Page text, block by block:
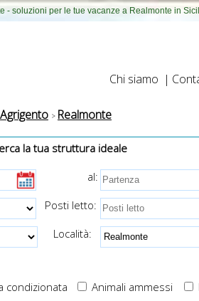
- soluzioni per le tue vacanze a Realmonte in
Chi siamo |
Agrigento Realmonte
la tua struttura ideale
al:
Posti letto:
Località:
condizionata Animali ammessi